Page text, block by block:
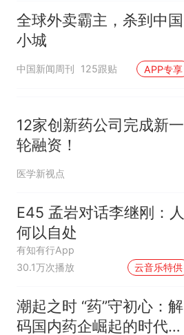
全球外卖霸主，杀到中国
小城
中国新闻周刊 125跟贴 APP专享
12家创新药公司完成新一
轮融资！
医学新视点
E45 孟岩对话李继刚：人
何以自处
有知有行App
30.1万次播放
云音乐特供
潮起之时 “药”守初心：解
码国内药企崛起的时代答